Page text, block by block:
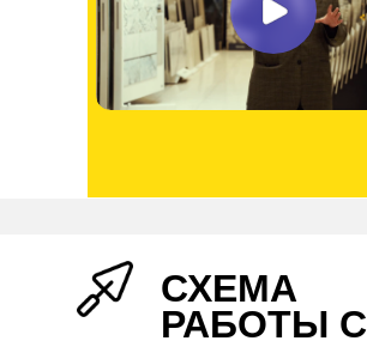
СХЕМА
РАБОТЫ С